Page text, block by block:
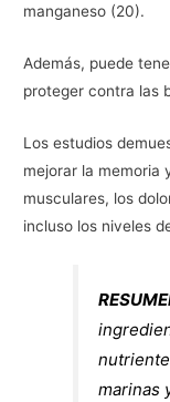
manganeso (20).
Además, puede
proteger contra las
Los estudios
mejorar la memoria
musculares, los
incluso los niveles
marinas